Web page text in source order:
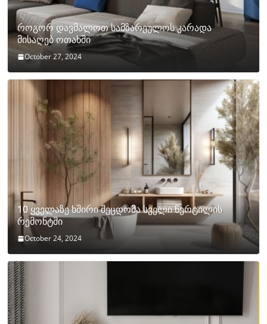
როგორ დავმალოთ სამზარეულოს კარადა
მისაღებ ოთახში
October 27, 2024
10 ყველაზე ხშირი შეცდომა სველი წერტილის
რემონტში
October 24, 2024